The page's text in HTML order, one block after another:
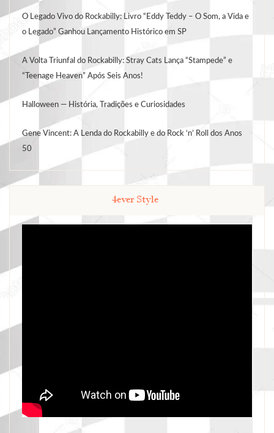
O Legado Vivo do Rockabilly: Livro “Eddy Teddy – O Som, a Vida e
o Legado” Ganhou Lançamento Histórico em SP
A Volta Triunfal do Rockabilly: Stray Cats Lança “Stampede” e
“Teenage Heaven” Após Seis Anos!
Halloween — História, Tradições e Curiosidades
Gene Vincent: A Lenda do Rockabilly e do Rock ‘n’ Roll dos Anos
50
4ever Style